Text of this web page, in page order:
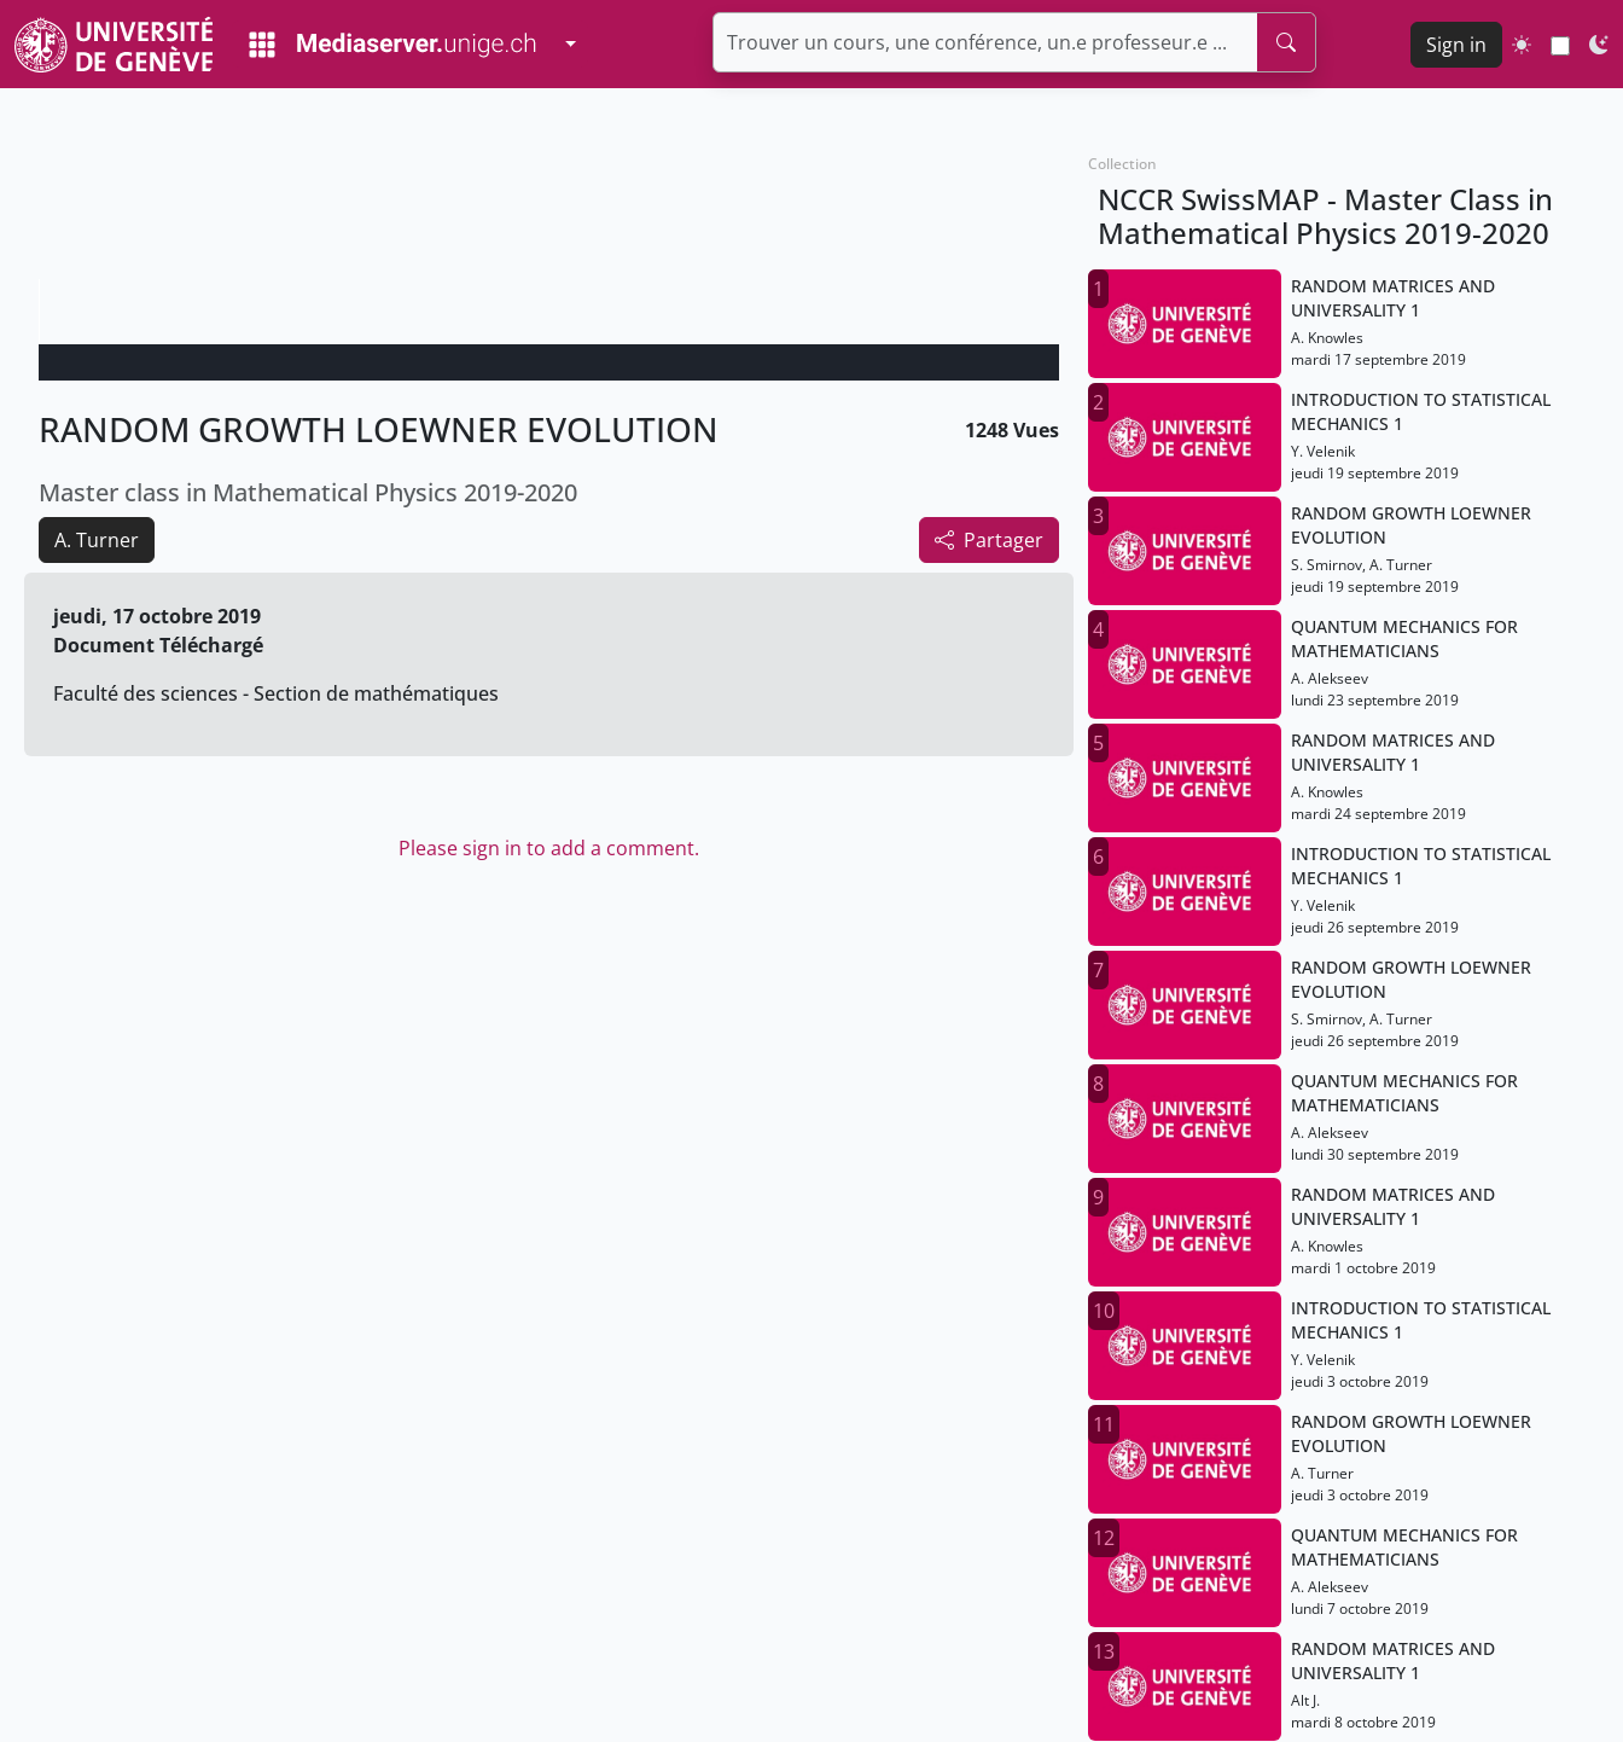
Toggle Dropdown Sign in
RANDOM GROWTH LOEWNER EVOLUTION 1248 Vues
Master class in Mathematical Physics 2019-2020
Partager
A. Turner
jeudi, 17 octobre 2019
Document Téléchargé
Faculté des sciences - Section de mathématiques
Please sign in to add a comment.
Collection
NCCR SwissMAP - Master Class in
Mathematical Physics 2019-2020
1
RANDOM MATRICES AND
UNIVERSALITY 1
A. Knowles
mardi 17 septembre 2019
2
INTRODUCTION TO STATISTICAL
MECHANICS 1
Y. Velenik
jeudi 19 septembre 2019
3
RANDOM GROWTH LOEWNER
EVOLUTION
S. Smirnov, A. Turner
jeudi 19 septembre 2019
4
QUANTUM MECHANICS FOR
MATHEMATICIANS
A. Alekseev
lundi 23 septembre 2019
5
RANDOM MATRICES AND
UNIVERSALITY 1
A. Knowles
mardi 24 septembre 2019
6
INTRODUCTION TO STATISTICAL
MECHANICS 1
Y. Velenik
jeudi 26 septembre 2019
7
RANDOM GROWTH LOEWNER
EVOLUTION
S. Smirnov, A. Turner
jeudi 26 septembre 2019
8
QUANTUM MECHANICS FOR
MATHEMATICIANS
A. Alekseev
lundi 30 septembre 2019
9
RANDOM MATRICES AND
UNIVERSALITY 1
A. Knowles
mardi 1 octobre 2019
10
INTRODUCTION TO STATISTICAL
MECHANICS 1
Y. Velenik
jeudi 3 octobre 2019
11
RANDOM GROWTH LOEWNER
EVOLUTION
A. Turner
jeudi 3 octobre 2019
12
QUANTUM MECHANICS FOR
MATHEMATICIANS
A. Alekseev
lundi 7 octobre 2019
13
RANDOM MATRICES AND
UNIVERSALITY 1
Alt J.
mardi 8 octobre 2019